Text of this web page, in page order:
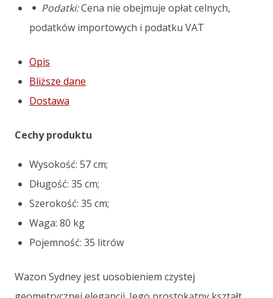
Podatki:Cena nie obejmuje opłat celnych,
podatków importowych i podatku VAT
Opis
Bliższe dane
Dostawa
Cechy produktu
Wysokość: 57 cm;
Długość: 35 cm;
Szerokość: 35 cm;
Waga: 80 kg
Pojemność: 35 litrów
Wazon Sydney jest uosobieniem czystej